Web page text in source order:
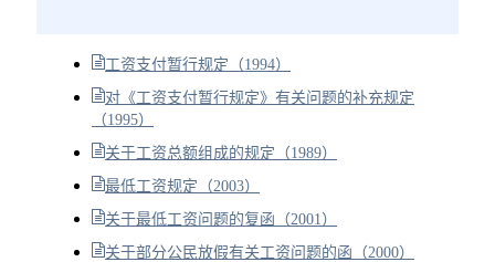
工资支付暂行规定（1994）
对《工资支付暂行规定》有关问题的补充规定
（1995）
关于工资总额组成的规定（1989）
最低工资规定（2003）
关于最低工资问题的复函（2001）
关于部分公民放假有关工资问题的函（2000）